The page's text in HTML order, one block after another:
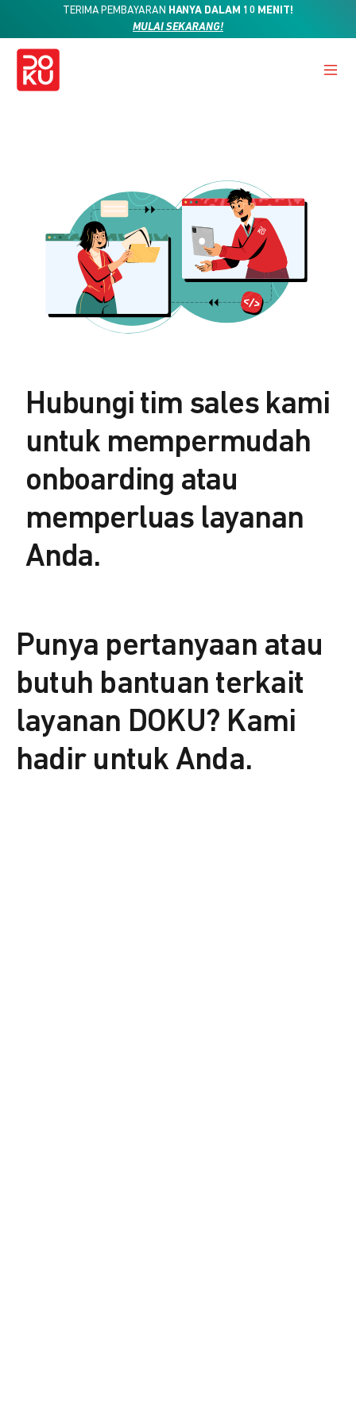
TERIMA PEMBAYARAN HANYA DALAM 10 MENIT!
MULAI SEKARANG!
Hubungi tim sales kami
untuk mempermudah
onboarding atau
memperluas layanan
Anda.
Punya pertanyaan atau
butuh bantuan terkait
layanan DOKU? Kami
hadir untuk Anda.